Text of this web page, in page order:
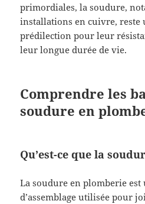
primordiales, la soudure,
installations en cuivre, reste
prédilection pour leur
leur longue durée de vie.
Comprendre les
soudure en
Qu’est-ce que la
La soudure en plomberie
d’assemblage utilisée pour